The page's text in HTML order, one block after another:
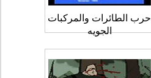
حرب الطائرات والمركبات
الجويه